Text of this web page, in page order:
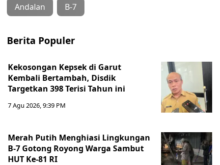
Andalan B-7
Berita Populer
Kekosongan Kepsek di Garut
Kembali Bertambah, Disdik
Targetkan 398 Terisi Tahun ini
7 Agu 2026, 9:39 PM
Merah Putih Menghiasi Lingkungan
B-7 Gotong Royong Warga Sambut
HUT Ke-81 RI